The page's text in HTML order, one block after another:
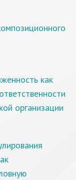
как
организации